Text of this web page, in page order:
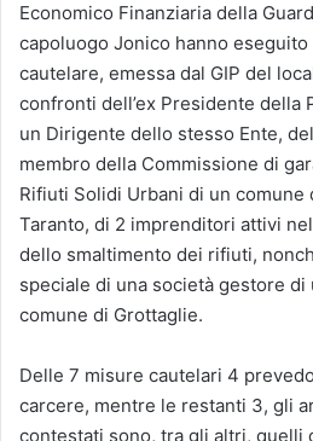
Economico Finanziaria della
capoluogo Jonico hanno eseguito
cautelare, emessa dal GIP del
confronti dell’ex Presidente della
un Dirigente dello stesso Ente,
membro della Commissione di
Rifiuti Solidi Urbani di un comune
Taranto, di 2 imprenditori attivi
dello smaltimento dei rifiuti,
speciale di una società gestore di
comune di Grottaglie.
Delle 7 misure cautelari 4
carcere, mentre le restanti 3, gli
contestati sono, tra gli altri, quelli